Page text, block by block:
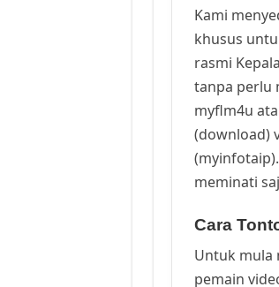
Kami
khusus
rasmi
tanpa perlu
myflm4u
(download)
meminati
Cara
Untuk mula
pemain